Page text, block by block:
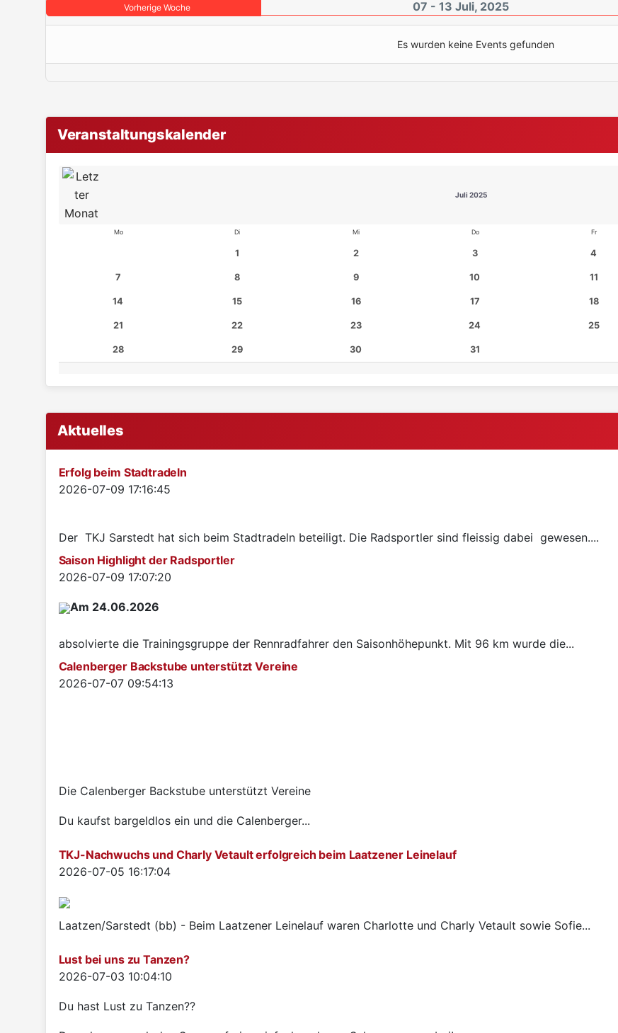
Vorherige Woche 07 - 13 Juli, 2025
Es wurden keine Events gefunden
Veranstaltungskalender
Juli 2025
Mo Di Mi Do Fr
1 2 3 4
7 8 9 10 11
14 15 16 17 18
21 22 23 24 25
28 29 30 31
Aktuelles
Erfolg beim Stadtradeln
Details
2026-07-09 17:16:45
Der TKJ Sarstedt hat sich beim Stadtradeln beteiligt. Die Radsportler sind fleissig dabei gewesen....
Saison Highlight der Radsportler
Details
2026-07-09 17:07:20
Am 24.06.2026
absolvierte die Trainingsgruppe der Rennradfahrer den Saisonhöhepunkt. Mit 96 km wurde die...
Calenberger Backstube unterstützt Vereine
Details
2026-07-07 09:54:13
Die Calenberger Backstube unterstützt Vereine
Du kaufst bargeldlos ein und die Calenberger...
TKJ-Nachwuchs und Charly Vetault erfolgreich beim Laatzener Leinelauf
Details
2026-07-05 16:17:04
Laatzen/Sarstedt (bb) - Beim Laatzener Leinelauf waren Charlotte und Charly Vetault sowie Sofie...
Lust bei uns zu Tanzen?
Details
2026-07-03 10:04:10
Du hast Lust zu Tanzen??